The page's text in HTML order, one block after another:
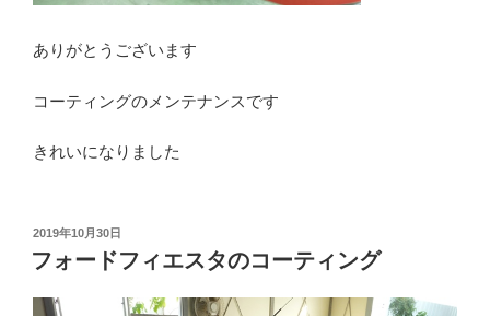
ありがとうございます
コーティングのメンテナンスです
きれいになりました
投
稿
日:
2019年10月30日
フォードフィエスタのコーティング